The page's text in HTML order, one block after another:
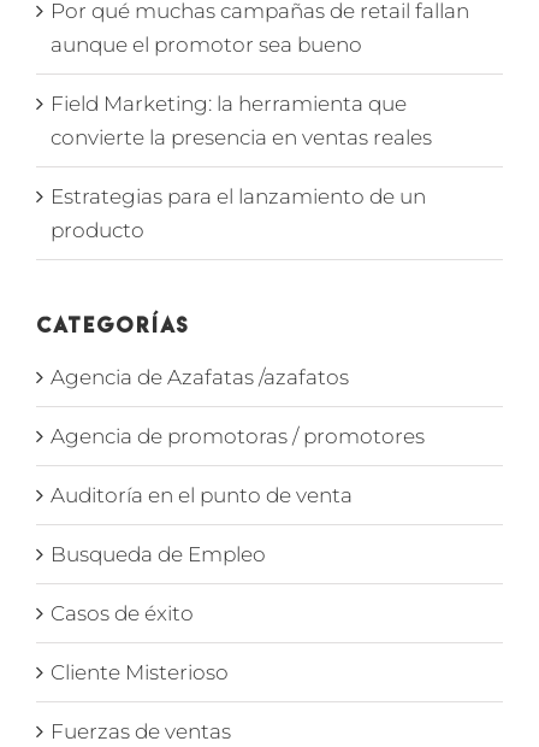
Por qué muchas campañas de retail fallan
aunque el promotor sea bueno
Field Marketing: la herramienta que
convierte la presencia en ventas reales
Estrategias para el lanzamiento de un
producto
Categorías
Agencia de Azafatas /azafatos
Agencia de promotoras / promotores
Auditoría en el punto de venta
Busqueda de Empleo
Casos de éxito
Cliente Misterioso
Fuerzas de ventas